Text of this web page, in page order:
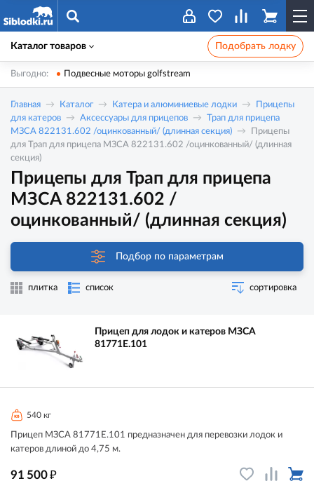
Каталог товаров Подобрать лодку
Выгодно: Подвесные моторы golfstream
Главная Каталог Катера и алюминиевые лодки
Прицепы
для катеров
Аксессуары для прицепов
Трап для прицепа
МЗСА 822131.602 /оцинкованный/ (длинная секция)
Прицепы
для Трап для прицепа МЗСА 822131.602 /оцинкованный/ (длинная
секция)
Прицепы для Трап для прицепа
МЗСА 822131.602 /
оцинкованный/ (длинная секция)
Подбор по параметрам
плитка список сортировка
Прицеп для лодок и катеров МЗСА
81771E.101
540 кг
Прицеп МЗСА 81771E.101 предназначен для перевозки лодок и
катеров длиной до 4,75 м.
91 500₽